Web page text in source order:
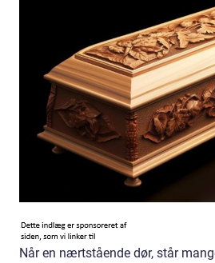
Når en nærtstående dør, står